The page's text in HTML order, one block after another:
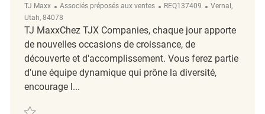
TJ Maxx Catégorie
Associés préposés aux ventes ReqId
REQ137409 Emplacement
Vernal,
Utah, 84078
TJ MaxxChez TJX Companies, chaque jour apporte
de nouvelles occasions de croissance, de
découverte et d'accomplissement. Vous ferez partie
d'une équipe dynamique qui prône la diversité,
encourage l...
Sauvegarder Merchandise Associate REQ137409